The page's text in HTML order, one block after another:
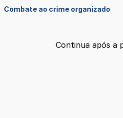
Combate ao crime organizado
Continua após a